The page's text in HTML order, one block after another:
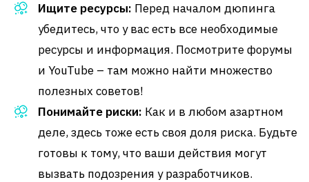
Ищите ресурсы: Перед началом дюпинга
убедитесь, что у вас есть все необходимые
ресурсы и информация. Посмотрите форумы
и YouTube – там можно найти множество
полезных советов!
Понимайте риски: Как и в любом азартном
деле, здесь тоже есть своя доля риска. Будьте
готовы к тому, что ваши действия могут
вызвать подозрения у разработчиков.